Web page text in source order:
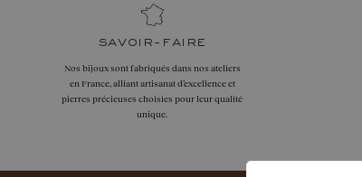
savoir-faire
Nos bijoux sont fabriqués dans nos ateliers
en France, alliant artisanat d’excellence et
pierres précieuses choisies pour leur qualité
unique.